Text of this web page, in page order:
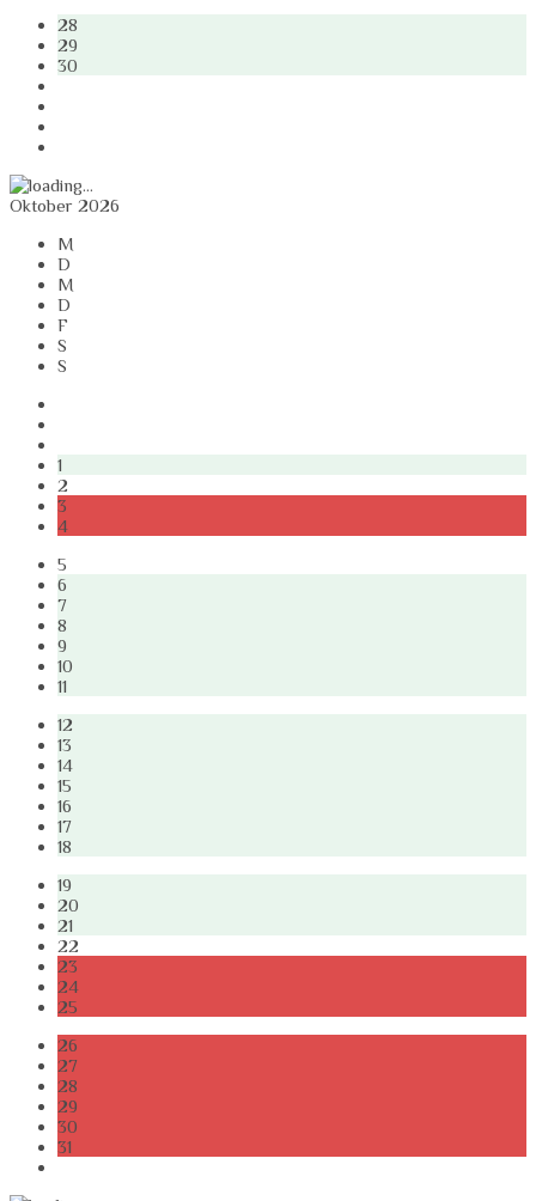
28
29
30
Oktober 2026
M
D
M
D
F
S
S
1
2
3
4
5
6
7
8
9
10
11
12
13
14
15
16
17
18
19
20
21
22
23
24
25
26
27
28
29
30
31